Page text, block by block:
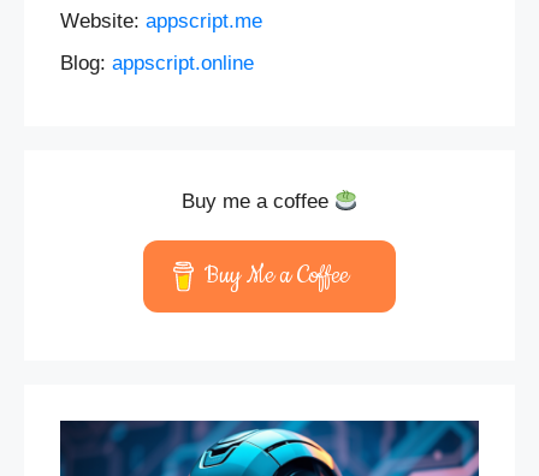
Website: appscript.me
Blog: appscript.online
Buy me a coffee
Buy Me a Coffee